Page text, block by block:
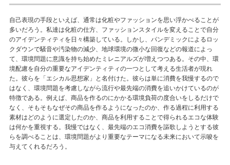
自己表現の手段といえば、通常は化粧やファッションを思い浮かべることが
多いだろう。私達は化粧の仕方、ファッションスタイルを変えることで自分
のアイデンティティを日々構築している。しかし、パンデミックによるロッ
クダウンで騒音や汚染物の減少、地球環境の微小な回復などの報道によっ
て、環境問題に意識を持ち始めたミレニアルズが増えつつある。その中、環
境配慮を自分の重要なアイデンティティの一つとして考える生活者が現れ
た。彼らを「エシカル思想家」と名付けた。彼らは単に消費を我慢するので
はなく、環境問題を考慮しながら流行や最先端の消費を追いかけているのが
特徴である。例えば、商品を作るのにかかる環境負荷の度合いをしるだけで
なく、そもそもなぜその商品を作るようになったのか、作る過程に利用する
素材はどのように選定したのか、商品を利用することで得られるエコな体験
は何かを重視する。我慢ではなく、最先端のエコ消費を謳歌しようとする彼
らを調べることは、環境問題がより重要なテーマになる未来において示唆を
与えてくれるだろう。